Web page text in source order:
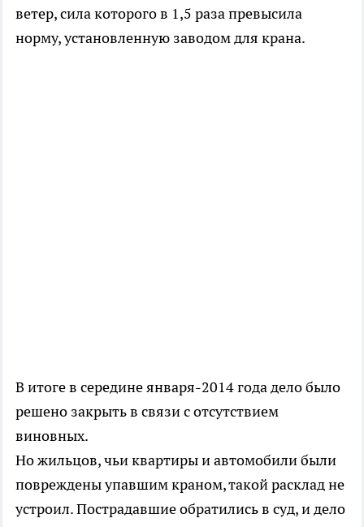
ветер, сила которого в 1,5 раза превысила
норму, установленную заводом для крана.
В итоге в середине января-2014 года дело было
решено закрыть в связи с отсутствием
виновных.
Но жильцов, чьи квартиры и автомобили были
повреждены упавшим краном, такой расклад не
устроил. Пострадавшие обратились в суд, и дело